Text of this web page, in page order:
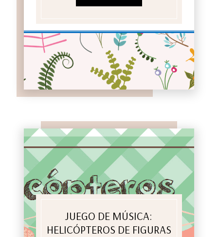
JUEGO DE MÚSICA:
HELICÓPTEROS DE FIGURAS